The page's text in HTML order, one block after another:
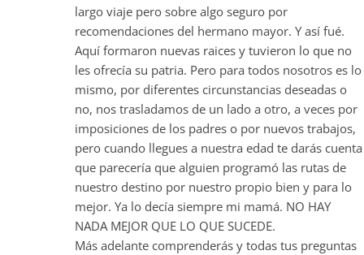
largo viaje pero sobre algo seguro por
recomendaciones del hermano mayor. Y así fué.
Aquí formaron nuevas raices y tuvieron lo que no
les ofrecía su patria. Pero para todos nosotros es lo
mismo, por diferentes circunstancias deseadas o
no, nos trasladamos de un lado a otro, a veces por
imposiciones de los padres o por nuevos trabajos,
pero cuando llegues a nuestra edad te darás cuenta
que parecería que alguien programó las rutas de
nuestro destino por nuestro propio bien y para lo
mejor. Ya lo decía siempre mi mamá. NO HAY
NADA MEJOR QUE LO QUE SUCEDE.
Más adelante comprenderás y todas tus preguntas